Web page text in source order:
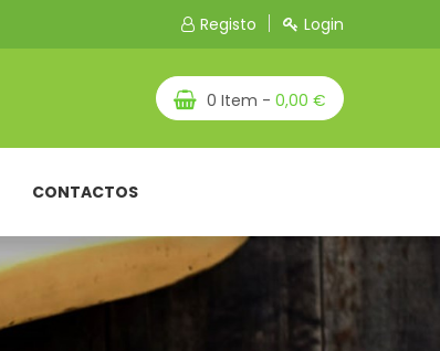
Registo Login
0 Item - 0,00 €
CONTACTOS